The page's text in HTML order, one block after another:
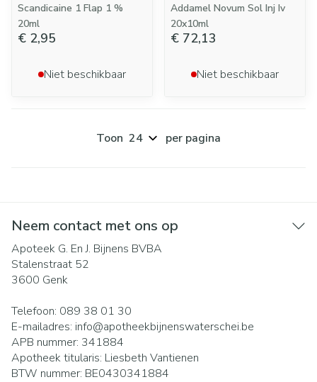
Scandicaine 1 Flap 1 %
20ml
€ 2,95
Niet beschikbaar
Addamel Novum Sol Inj Iv
20x10ml
€ 72,13
Niet beschikbaar
Toon per pagina
Neem contact met ons op
Apoteek G. En J. Bijnens BVBA
Stalenstraat 52
3600 Genk
Telefoon: 089 38 01 30
E-mailadres: info@apotheekbijnenswaterschei.be
APB nummer: 341884
Apotheek titularis: Liesbeth Vantienen
BTW nummer: BE0430341884